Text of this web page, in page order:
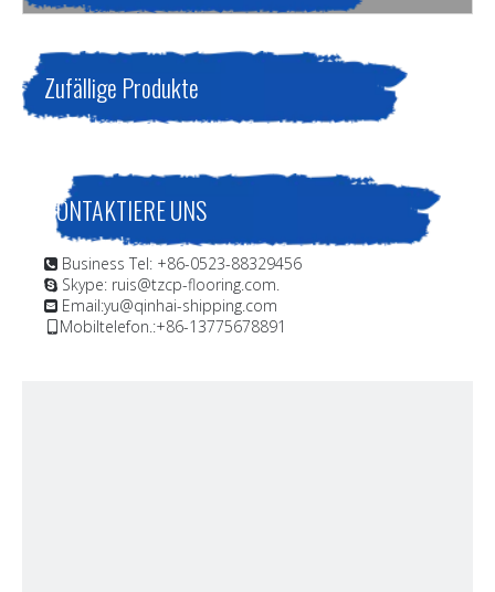
Wasserballattanks.Bauen Sie Polyamid-Epoxid-Bitumen-
Zufällige Produkte
KONTAKTIERE UNS
 Business Tel: +86-0523-88329456
 Skype: ruis@tzcp-flooring.com.
 Email:yu@qinhai-shipping.com
Mobiltelefon.:+86-13775678891